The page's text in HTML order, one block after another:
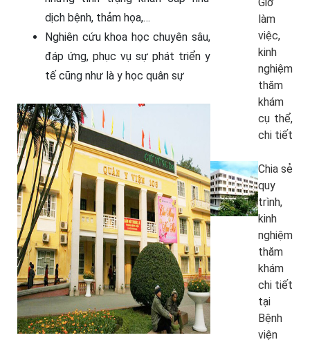
dịch bệnh, thảm họa,…
Nghiên cứu khoa học chuyên sâu,
đáp ứng, phục vụ sự phát triển y
tế cũng như là y học quân sự
làm
việc,
kinh
nghiệm
thăm
khám
cụ thể,
chi tiết
Chia sẻ
quy
trình,
kinh
nghiệm
thăm
khám
chi tiết
tại
Bệnh
viện